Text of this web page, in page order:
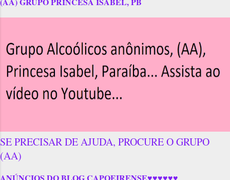
SE PRECISAR DE AJUDA, PROCURE O GRUPO
(AA)